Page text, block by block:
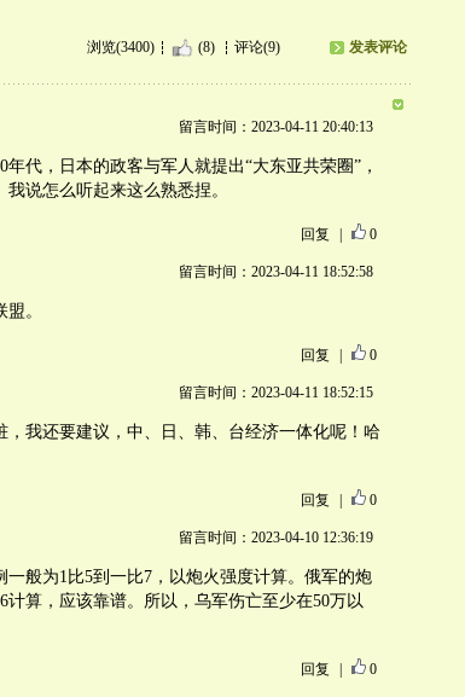
浏览(3400) (8) 评论(9) 发表评论
留言时间：2023-04-11 20:40:13
代，日本的政客与军人就提出“大东亚共荣圈”，
说怎么听起来这么熟悉捏。
回复 0
留言时间：2023-04-11 18:52:58
。
回复 0
留言时间：2023-04-11 18:52:15
，我还要建议，中、日、韩、台经济一体化呢！哈
回复 0
留言时间：2023-04-10 12:36:19
般为1比5到一比7，以炮火强度计算。俄军的炮
计算，应该靠谱。所以，乌军伤亡至少在50万以
回复 0